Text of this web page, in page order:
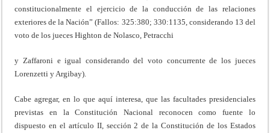
constitucionalmente el ejercicio de la conducción de las relaciones
exteriores de la Nación” (Fallos: 325:380; 330:1135, considerando 13 del
voto de los jueces Highton de Nolasco, Petracchi
y Zaffaroni e igual considerando del voto concurrente de los jueces
Lorenzetti y Argibay).
Cabe agregar, en lo que aquí interesa, que las facultades presidenciales
previstas en la Constitución Nacional reconocen como fuente lo
dispuesto en el artículo II, sección 2 de la Constitución de los Estados